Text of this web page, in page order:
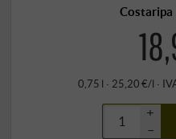
Costaripa
0,75 l · 25,20 €/l ·
+
–